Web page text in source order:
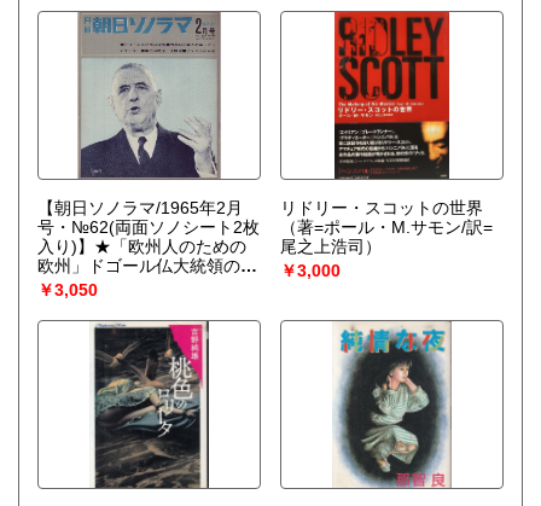
【朝日ソノラマ/1965年2月
号・№62(両面ソノシート2枚
入り)】★「欧州人のための
欧州」ドゴール仏大統領の演
説/国連初の黒人議長 ケソン
サッキー/公明党発足/アフリ
カの黎明 （藤原弘達/羽仁進/
￥3,050
リドリー・スコットの世界
（著=ポール・M.サモン/訳=
尾之上浩司）
￥3,000